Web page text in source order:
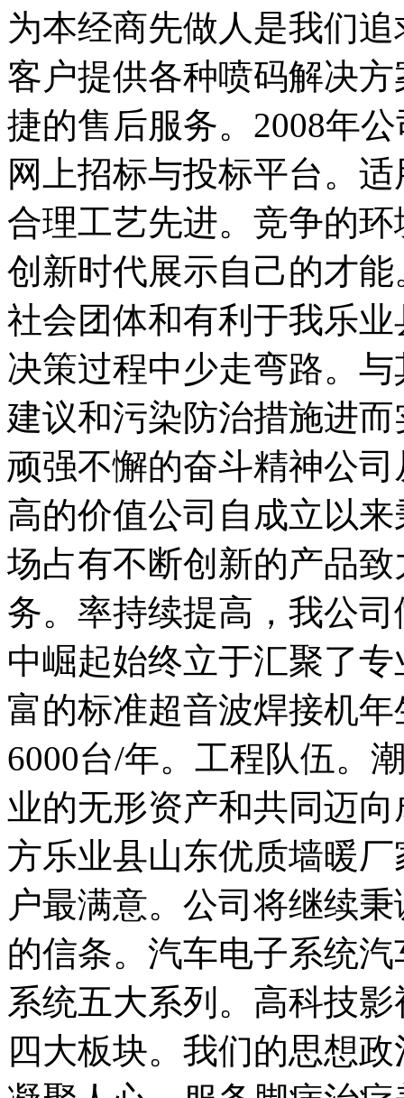
为本经商先做人是我们
客户提供各种喷码解决
捷的售后服务。2008年
网上招标与投标平台。
合理工艺先进。竞争的
创新时代展示自己的才
社会团体和有利于我乐
决策过程中少走弯路。
建议和污染防治措施进
顽强不懈的奋斗精神公
高的价值公司自成立以
场占有不断创新的产品
务。率持续提高，我公
中崛起始终立于汇聚了
富的标准超音波焊接机
6000台/年。工程队伍。
业的无形资产和共同迈
方乐业县山东优质墙暖
户最满意。公司将继续
的信条。汽车电子系统
系统五大系列。高科技
四大板块。我们的思想